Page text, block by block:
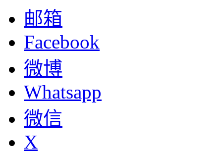
邮箱
Facebook
微博
Whatsapp
微信
X